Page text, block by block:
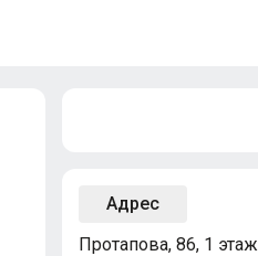
Адрес
Протапова, 86, 1 этаж